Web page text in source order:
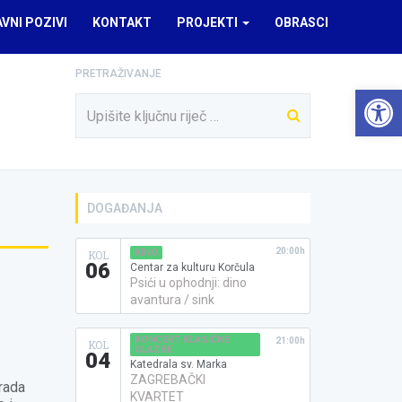
POZIVI KONTAKT PROJEKTI OBRASCI
PRETRAŽIVANJE
DOGAĐANJA
KOL
06
KINO
Centar za kulturu Korčula
Psići u ophodnji: dino
avantura / sink
20:00h
KOL
04
KONCERT KLASIČNE
GLAZBE
Katedrala sv. Marka
ZAGREBAČKI
KVARTET
21:00h